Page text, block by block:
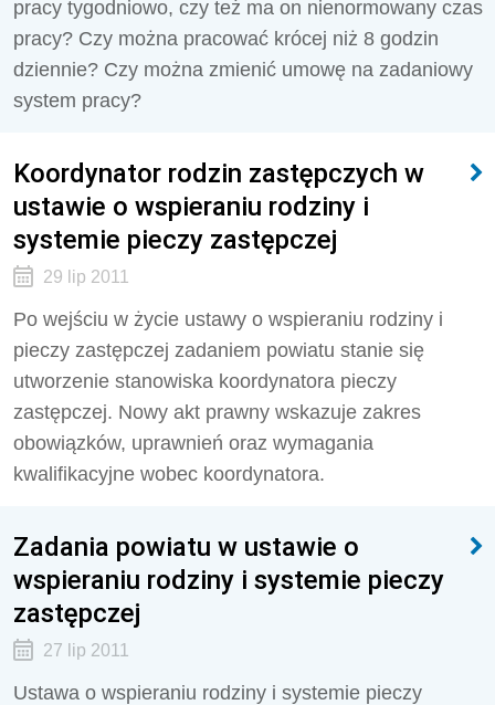
pracy tygodniowo, czy też ma on nienormowany czas
pracy? Czy można pracować krócej niż 8 godzin
dziennie? Czy można zmienić umowę na zadaniowy
system pracy?
Koordynator rodzin zastępczych w
ustawie o wspieraniu rodziny i
systemie pieczy zastępczej
29 lip 2011
Po wejściu w życie ustawy o wspieraniu rodziny i
pieczy zastępczej zadaniem powiatu stanie się
utworzenie stanowiska koordynatora pieczy
zastępczej. Nowy akt prawny wskazuje zakres
obowiązków, uprawnień oraz wymagania
kwalifikacyjne wobec koordynatora.
Zadania powiatu w ustawie o
wspieraniu rodziny i systemie pieczy
zastępczej
27 lip 2011
Ustawa o wspieraniu rodziny i systemie pieczy